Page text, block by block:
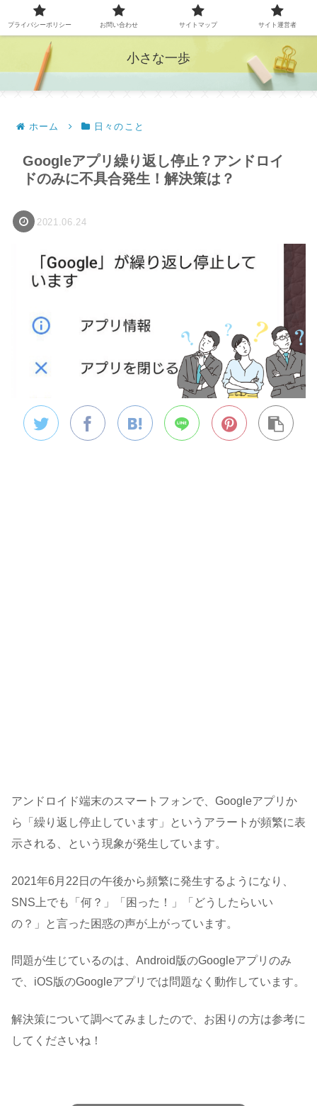
小さな一歩
ホーム 日々のこと
Googleアプリ繰り返し停止？アンドロイ
ドのみに不具合発生！解決策は？
2021.06.24
アンドロイド端末のスマートフォンで、Googleアプリか
ら「繰り返し停止しています」というアラートが頻繁に表
示される、という現象が発生しています。
2021年6月22日の午後から頻繁に発生するようになり、
SNS上でも「何？」「困った！」「どうしたらいい
の？」と言った困惑の声が上がっています。
問題が生じているのは、Android版のGoogleアプリのみ
で、iOS版のGoogleアプリでは問題なく動作しています。
解決策について調べてみましたので、お困りの方は参考に
してくださいね！
プライバシーポリシー お問い合わせ サイトマップ サイト運営者